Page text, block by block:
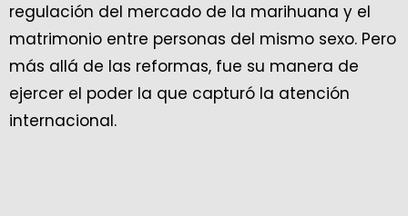
regulación del mercado de la marihuana y el
matrimonio entre personas del mismo sexo. Pero
más allá de las reformas, fue su manera de
ejercer el poder la que capturó la atención
internacional.